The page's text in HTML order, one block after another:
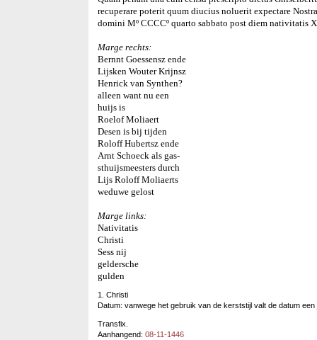
recuperare poterit quum diucius noluerit expectare
domini Mº CCCCº quarto sabbato post diem nativitatis
Marge rechts:
Bernnt Goessensz ende
Lijsken Wouter Krijnsz
Henrick van Synthen?
alleen want nu een
huijs is
Roelof Moliaert
Desen is bij tijden
Roloff Hubertsz ende
Arnt Schoeck als gas-
sthuijsmeesters durch
Lijs Roloff Moliaerts
weduwe gelost
Marge links:
Nativitatis
Christi
Sess nij
geldersche
gulden
1. Christi
Datum: vanwege het gebruik van de kerststijl valt de datum
Transfix.
Aanhangend: 08-11-1446